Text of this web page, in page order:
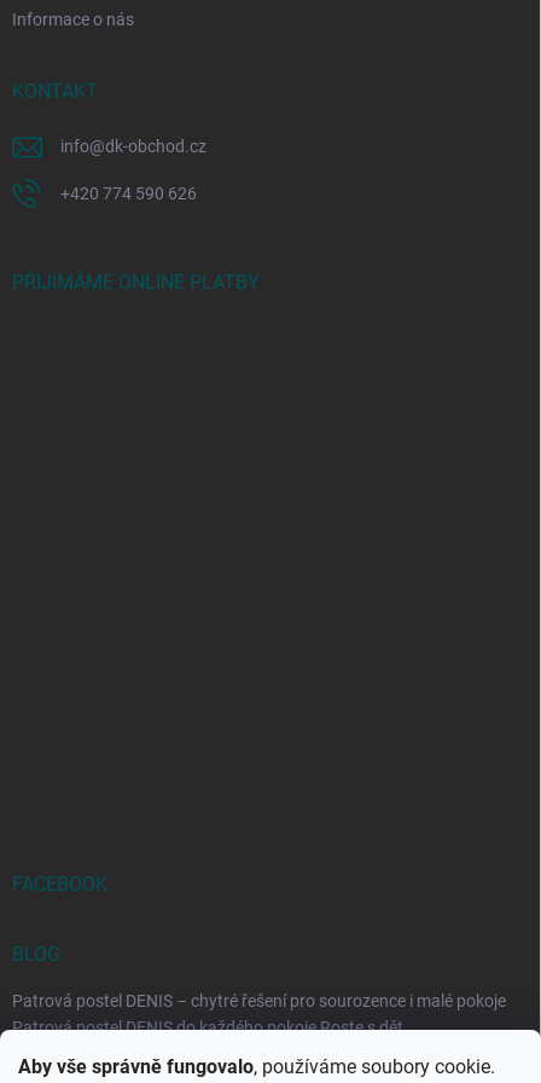
Aby vše správně fungovalo, používáme soubory cookie.
Informace o nás
KONTAKT
info@dk-obchod.cz
+420 774 590 626
PŘIJÍMÁME ONLINE PLATBY
FACEBOOK
BLOG
Patrová postel DENIS – chytré řešení pro sourozence i malé pokoje
Patrová postel DENIS do každého pokoje Roste s dět...
Rozkládací postele RELAX – ideální řešení pro malé prostory i